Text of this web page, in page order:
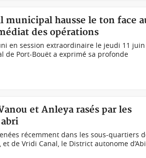
hausse le ton face
des opérations
en session extraordinaire le jeudi 11 juin
de Port-Bouët a exprimé sa profonde
et Anleya rasés par les
récemment dans les sous-quartiers
de Vridi Canal, le District autonome